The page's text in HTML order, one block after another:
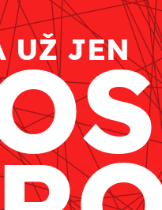
UŽ JEN